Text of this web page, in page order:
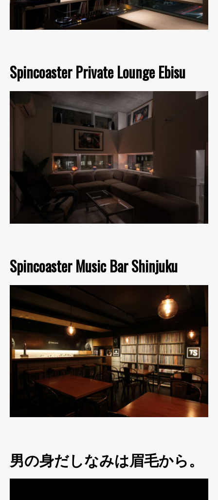
Spincoaster Private Lounge Ebisu
Spincoaster Music Bar Shinjuku
男の身だしなみは眉毛から。